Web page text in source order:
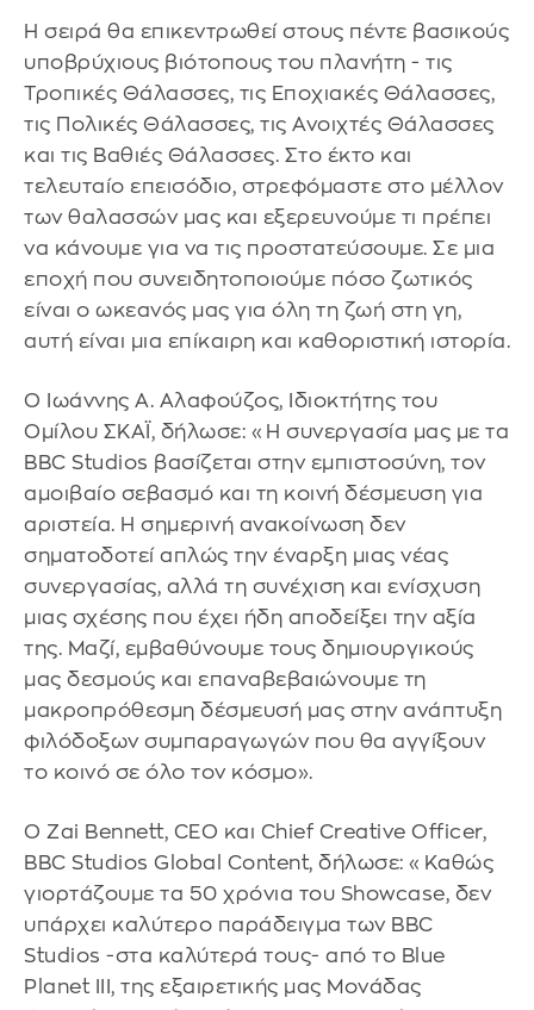
Η σειρά θα επικεντρωθεί στους πέντε βασικούς
υποβρύχιους βιότοπους του πλανήτη - τις
Τροπικές Θάλασσες, τις Εποχιακές Θάλασσες,
τις Πολικές Θάλασσες, τις Ανοιχτές Θάλασσες
και τις Βαθιές Θάλασσες. Στο έκτο και
τελευταίο επεισόδιο, στρεφόμαστε στο μέλλον
των θαλασσών μας και εξερευνούμε τι πρέπει
να κάνουμε για να τις προστατεύσουμε. Σε μια
εποχή που συνειδητοποιούμε πόσο ζωτικός
είναι ο ωκεανός μας για όλη τη ζωή στη γη,
αυτή είναι μια επίκαιρη και καθοριστική ιστορία.
Ο Ιωάννης Α. Αλαφούζος, Ιδιοκτήτης του
Ομίλου ΣΚΑΪ, δήλωσε: «Η συνεργασία μας με τα
BBC Studios βασίζεται στην εμπιστοσύνη, τον
αμοιβαίο σεβασμό και τη κοινή δέσμευση για
αριστεία. Η σημερινή ανακοίνωση δεν
σηματοδοτεί απλώς την έναρξη μιας νέας
συνεργασίας, αλλά τη συνέχιση και ενίσχυση
μιας σχέσης που έχει ήδη αποδείξει την αξία
της. Μαζί, εμβαθύνουμε τους δημιουργικούς
μας δεσμούς και επαναβεβαιώνουμε τη
μακροπρόθεσμη δέσμευσή μας στην ανάπτυξη
φιλόδοξων συμπαραγωγών που θα αγγίξουν
το κοινό σε όλο τον κόσμο».
Ο Zai Bennett, CEO και Chief Creative Officer,
BBC Studios Global Content, δήλωσε: «Καθώς
γιορτάζουμε τα 50 χρόνια του Showcase, δεν
υπάρχει καλύτερο παράδειγμα των BBC
Studios -στα καλύτερά τους- από το Blue
Planet III, της εξαιρετικής μας Μονάδας